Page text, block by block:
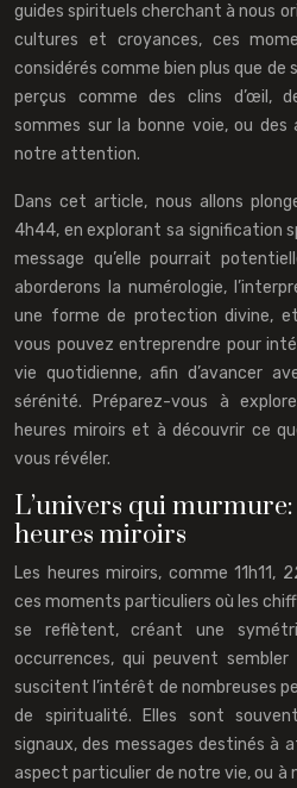
guides spirituels cherchant à nous
cultures et croyances, ces
considérés comme bien plus que de
perçus comme des clins d’œil,
sommes sur la bonne voie, ou
notre attention.
Dans cet article, nous allons
4h44, en explorant sa signification
message qu’elle pourrait
aborderons la numérologie,
une forme de protection divine,
vous pouvez entreprendre pour
vie quotidienne, afin d’avancer
sérénité. Préparez-vous à
heures miroirs et à découvrir ce
vous révéler.
L’univers qui
heures miroirs
Les heures miroirs, comme 11h11,
ces moments particuliers où les
se reflètent, créant une
occurrences, qui peuvent
suscitent l’intérêt de nombreuses
de spiritualité. Elles sont
signaux, des messages destinés
aspect particulier de notre vie, ou à